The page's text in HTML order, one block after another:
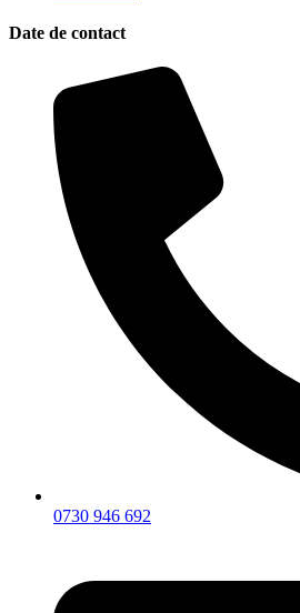
Date de contact
0730 946 692